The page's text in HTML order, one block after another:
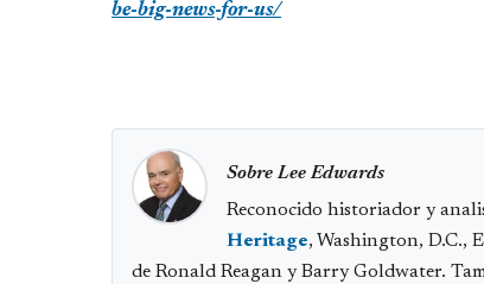
be-big-news-for-us/
Sobre Lee Edwards
Reconocido historiador y
Heritage, Washington, D.C.,
de Ronald Reagan y Barry Goldwater.